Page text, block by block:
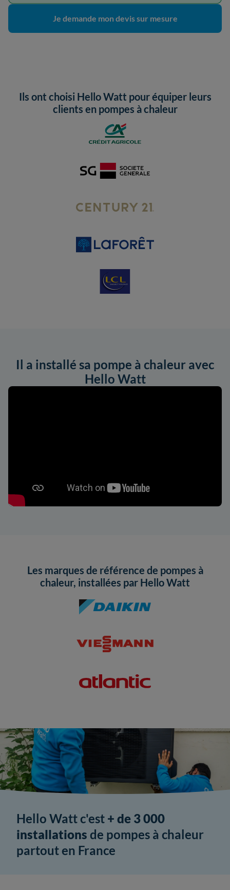
Je demande mon devis sur mesure
Ils ont choisi Hello Watt pour équiper leurs
clients en pompes à chaleur
Il a installé sa pompe à chaleur avec
Hello Watt
Les marques de référence de pompes à
chaleur, installées par Hello Watt
Hello Watt c'est + de 3 000
installations de pompes à chaleur
partout en France